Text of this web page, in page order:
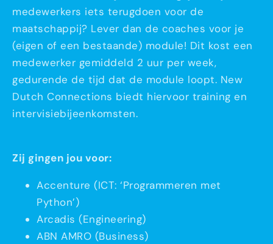
medewerkers iets terugdoen voor de
maatschappij? Lever dan de coaches voor je
(eigen of een bestaande) module! Dit kost een
medewerker gemiddeld 2 uur per week,
gedurende de tijd dat de module loopt. New
Dutch Connections biedt hiervoor training en
intervisiebijeenkomsten.
Zij gingen jou voor:
Accenture (ICT: ‘Programmeren met
Python’)
Arcadis (Engineering)
ABN AMRO (Business)